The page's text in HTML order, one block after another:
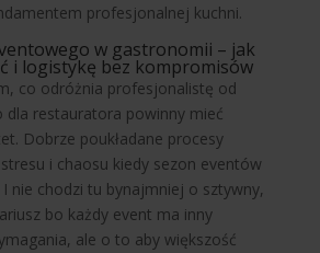
profesjonalnej kuchni.
w gastronomii – jak
i logistykę bez kompromisów
co odróżnia profesjonalistę od
dla restauratora powinny mieć
Dobrze poukładane procesy
i chaosu kiedy sezon eventów
I nie chodzi tu bynajmniej o sztywny,
bo każdy event ma inny
ale o to aby większość